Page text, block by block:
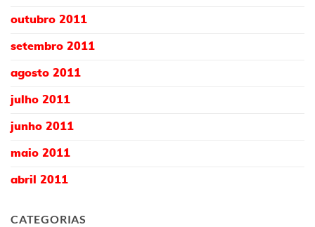
outubro 2011
setembro 2011
agosto 2011
julho 2011
junho 2011
maio 2011
abril 2011
CATEGORIAS